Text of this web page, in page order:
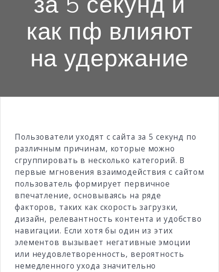
как пф влияют
на удержание
Пользователи уходят с сайта за 5 секунд по
различным причинам, которые можно
сгруппировать в несколько категорий. В
первые мгновения взаимодействия с сайтом
пользователь формирует первичное
впечатление, основываясь на ряде
факторов, таких как скорость загрузки,
дизайн, релевантность контента и удобство
навигации. Если хотя бы один из этих
элементов вызывает негативные эмоции
или неудовлетворенность, вероятность
немедленного ухода значительно